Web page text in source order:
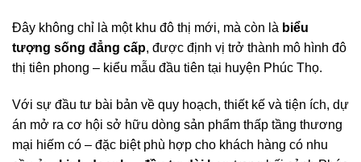
Đây không chỉ là một khu đô thị mới, mà còn là biểu
tượng sống đẳng cấp, được định vị trở thành mô hình đô
thị tiên phong – kiểu mẫu đầu tiên tại huyện Phúc Thọ.
Với sự đầu tư bài bản về quy hoạch, thiết kế và tiện ích, dự
án mở ra cơ hội sở hữu dòng sản phẩm thấp tầng thương
mại hiếm có – đặc biệt phù hợp cho khách hàng có nhu